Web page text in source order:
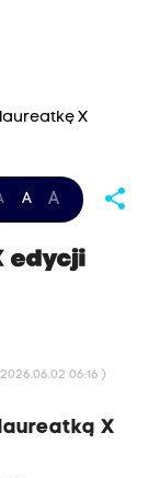
X
A A share
edycji
06:16 )
X